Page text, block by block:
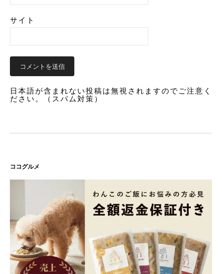
サイト
日本語が含まれない投稿は無視されますのでご注意く
ださい。（スパム対策）
ココグルメ